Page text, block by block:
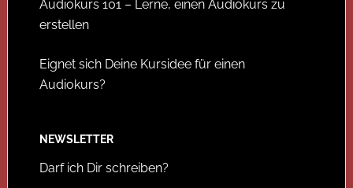
Audiokurs 101 – Lerne, einen Audiokurs zu
erstellen
Eignet sich Deine Kursidee für einen
Audiokurs?
NEWSLETTER
Darf ich Dir schreiben?